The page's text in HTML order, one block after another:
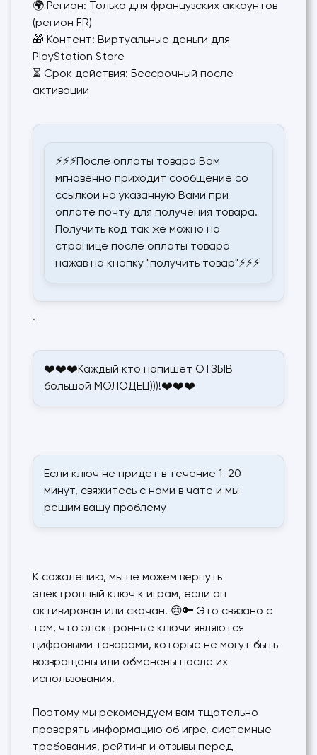
🌍 Регион: Только для французских аккаунтов
(регион FR)
🎁 Контент: Виртуальные деньги для
PlayStation Store
⏳ Срок действия: Бессрочный после
активации
⚡⚡⚡После оплаты товара Вам
мгновенно приходит сообщение со
ссылкой на указанную Вами при
оплате почту для получения товара.
Получить код так же можно на
странице после оплаты товара
нажав на кнопку "получить товар"⚡⚡⚡
.
❤️❤️❤️Каждый кто напишет ОТЗЫВ
большой МОЛОДЕЦ)))!❤️❤️❤️
Если ключ не придет в течение 1-20
минут, свяжитесь с нами в чате и мы
решим вашу проблему
К сожалению, мы не можем вернуть
электронный ключ к играм, если он
активирован или скачан. 😢🔑 Это связано с
тем, что электронные ключи являются
цифровыми товарами, которые не могут быть
возвращены или обменены после их
использования.
Поэтому мы рекомендуем вам тщательно
проверять информацию об игре, системные
требования, рейтинг и отзывы перед